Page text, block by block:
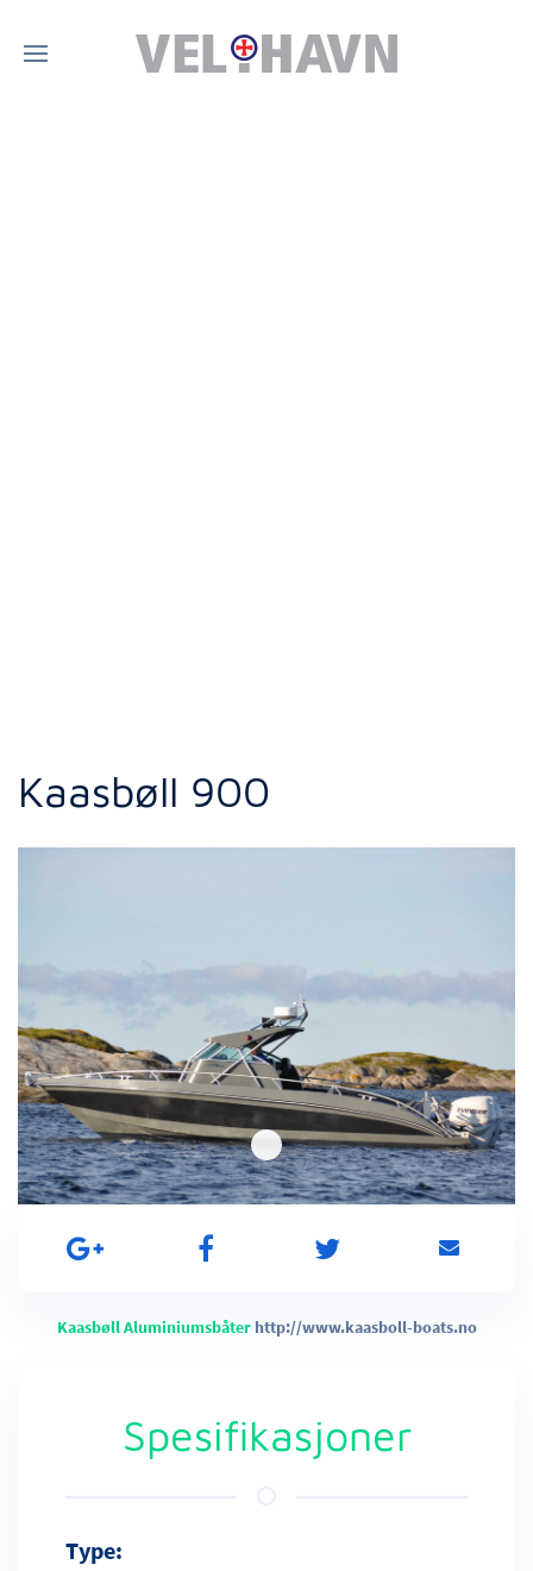
Kaasbøll 900
Kaasbøll Aluminiumsbåter http://www.kaasboll-boats.no
Spesifikasjoner
Type: